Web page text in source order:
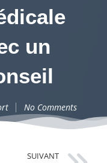
un
No Comments
SUIVANT